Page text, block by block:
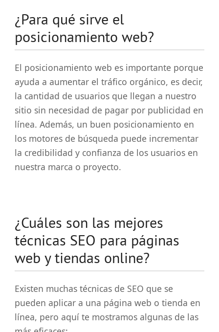
¿Para qué sirve el
posicionamiento web?
El posicionamiento web es importante porque
ayuda a aumentar el tráfico orgánico, es decir,
la cantidad de usuarios que llegan a nuestro
sitio sin necesidad de pagar por publicidad en
línea. Además, un buen posicionamiento en
los motores de búsqueda puede incrementar
la credibilidad y confianza de los usuarios en
nuestra marca o proyecto.
¿Cuáles son las mejores
técnicas SEO para páginas
web y tiendas online?
Existen muchas técnicas de SEO que se
pueden aplicar a una página web o tienda en
línea, pero aquí te mostramos algunas de las